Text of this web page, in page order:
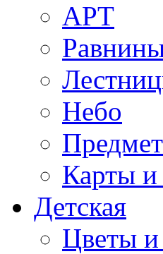
АРТ
Небо
Карты и
Детская
Цветы и